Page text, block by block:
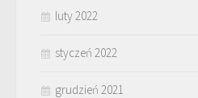
luty 2022
styczeń 2022
grudzień 2021